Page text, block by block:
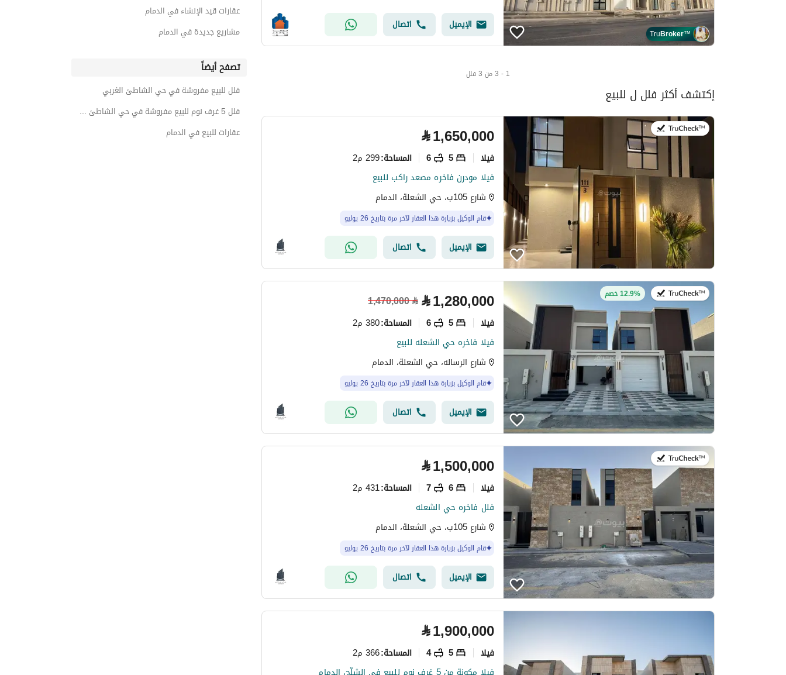
TruBroker™
الإيميل اتصال
1 - 3 من 3 فلل
إكتشف أكثر فلل ل للبيع
في:26 يوليو 2026 ⃁1,650,000
فیلا 5
6 المساحة:299 م2
فيلا مودرن فاخره مصعد راكب للبيع
شارع 105ب، حي الشعلة، الدمام
قام الوكيل بزيارة هذا العقار لآخر مرة بتاريخ 26 يوليو
الإيميل اتصال
في:26 يوليو 202612.9% خصم ⃁1,280,000
⃁
1,470,000
فیلا 5
6 المساحة:380 م2
فيلا فاخره حي الشعله للبيع
شارع الرساله، حي الشعلة، الدمام
قام الوكيل بزيارة هذا العقار لآخر مرة بتاريخ 26 يوليو
الإيميل اتصال
⃁1,500,000
فیلا 6
7 المساحة:431 م2
فلل فاخره حي الشعله
شارع 105ب، حي الشعلة، الدمام
قام الوكيل بزيارة هذا العقار لآخر مرة بتاريخ 26 يوليو
الإيميل اتصال
⃁1,900,000
فیلا 5
4 المساحة:366 م2
فلل 5 غرف نوم حي غرناطة
فلل 5 غرف نوم حي الحسام
عقارات قيد الإنشاء في الدمام
مشاريع جديدة في الدمام
تصفح أيضاً
فلل للبيع مفروشة في حي الشاطئ الغربي
فلل 5 غرف نوم للبيع مفروشة في حي الشاطئ الغربي
عقارات للبيع في الدمام